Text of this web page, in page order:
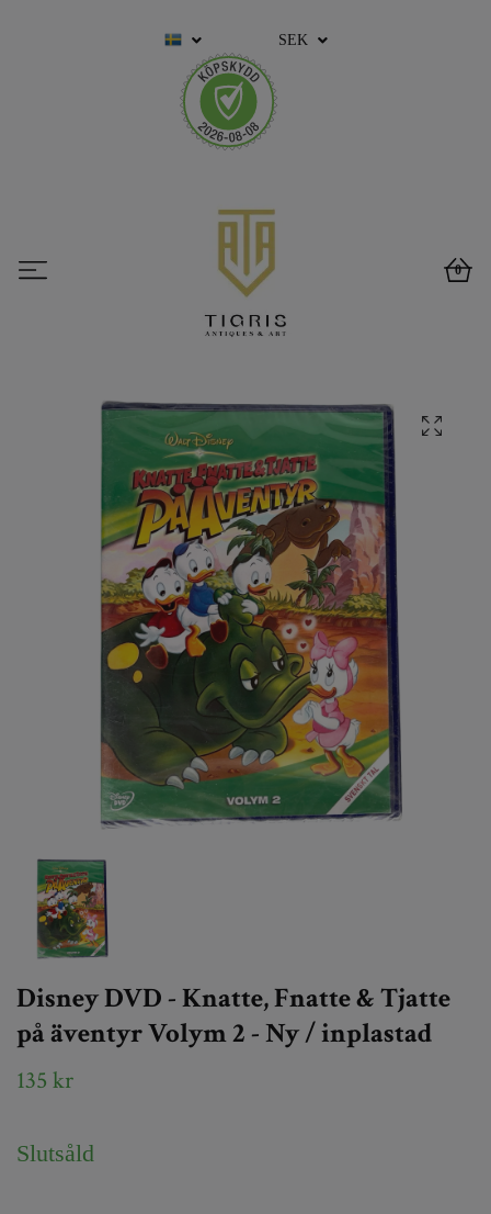
SEK
0
Disney DVD - Knatte, Fnatte & Tjatte
på äventyr Volym 2 - Ny / inplastad
135 kr
Slutsåld